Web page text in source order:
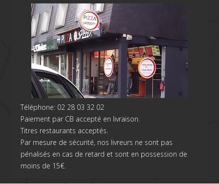
Téléphone: 02 28 03 32 02
Paiement par CB accepté en livraison.
Titres restaurants acceptés.
Par mesure de sécurité, nos livreurs ne sont pas
pénalisés en cas de retard et sont en possession de
moins de 15€.